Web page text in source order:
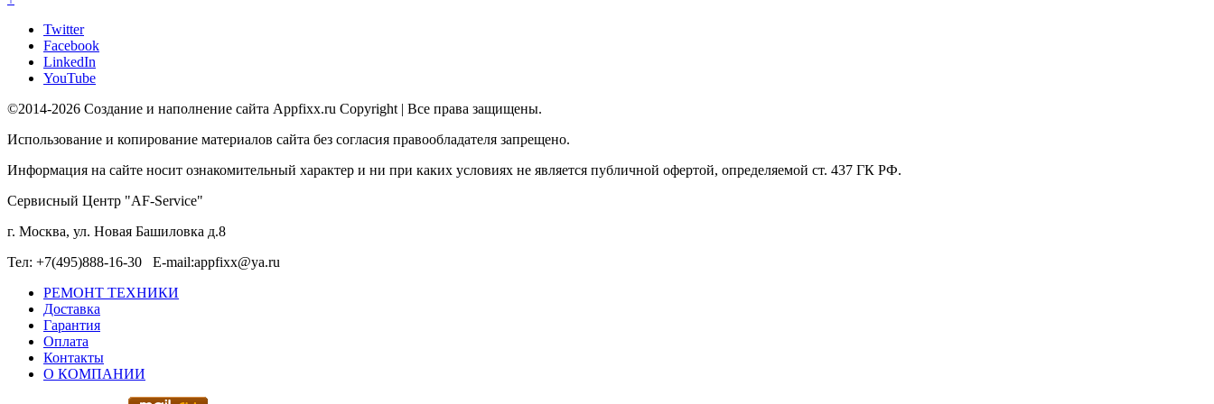
Twitter
Facebook
LinkedIn
YouTube
©2014-2026 Создание и наполнение сайта Appfixx.ru Copyright | Все права защищены.
Использование и копирование материалов сайта без согласия правообладателя запрещено.
Информация на сайте носит ознакомительный характер и ни при каких условиях не является публичной офертой, определяемой ст. 437 ГК РФ.
Сервисный Центр "AF-Service"
г. Москва, ул. Новая Башиловка д.8
Тел: +7(495)888-16-30 E-mail:appfixx@ya.ru
РЕМОНТ ТЕХНИКИ
Доставка
Гарантия
Оплата
Контакты
О КОМПАНИИ